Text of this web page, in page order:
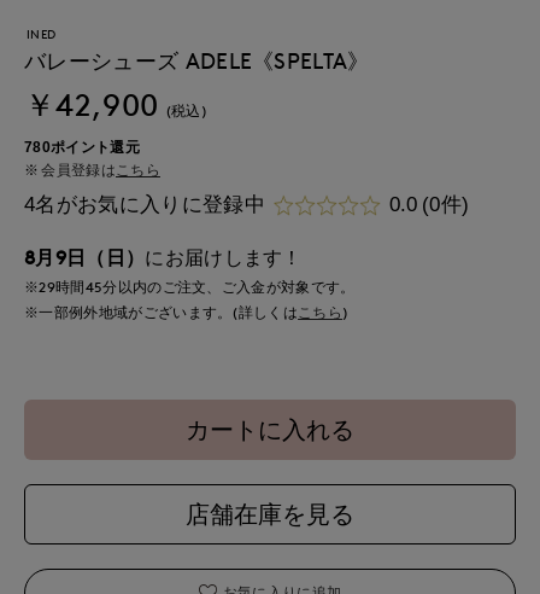
INED
バレーシューズ ADELE《SPELTA》
￥42,900 (税込)
780ポイント還元
会員登録は こちら
4名がお気に入りに登録中 0.0 (0件)
8月9日（日） にお届けします！
※29時間45分以内のご注文、ご入金が対象です。
※一部例外地域がございます。(詳しくはこちら )
カートに入れる
店舗在庫を見る